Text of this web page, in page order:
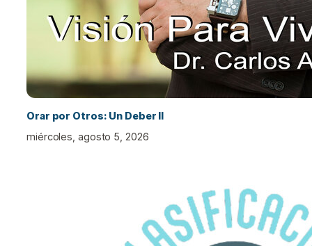
Orar por Otros: Un Deber II
miércoles, agosto 5, 2026